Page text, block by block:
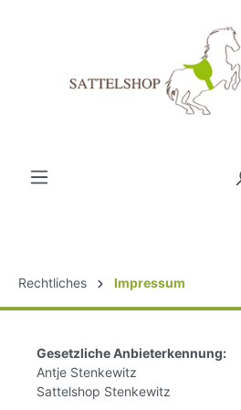
Rechtliches Impressum
Gesetzliche Anbieterkennung:
Antje Stenkewitz
Sattelshop Stenkewitz